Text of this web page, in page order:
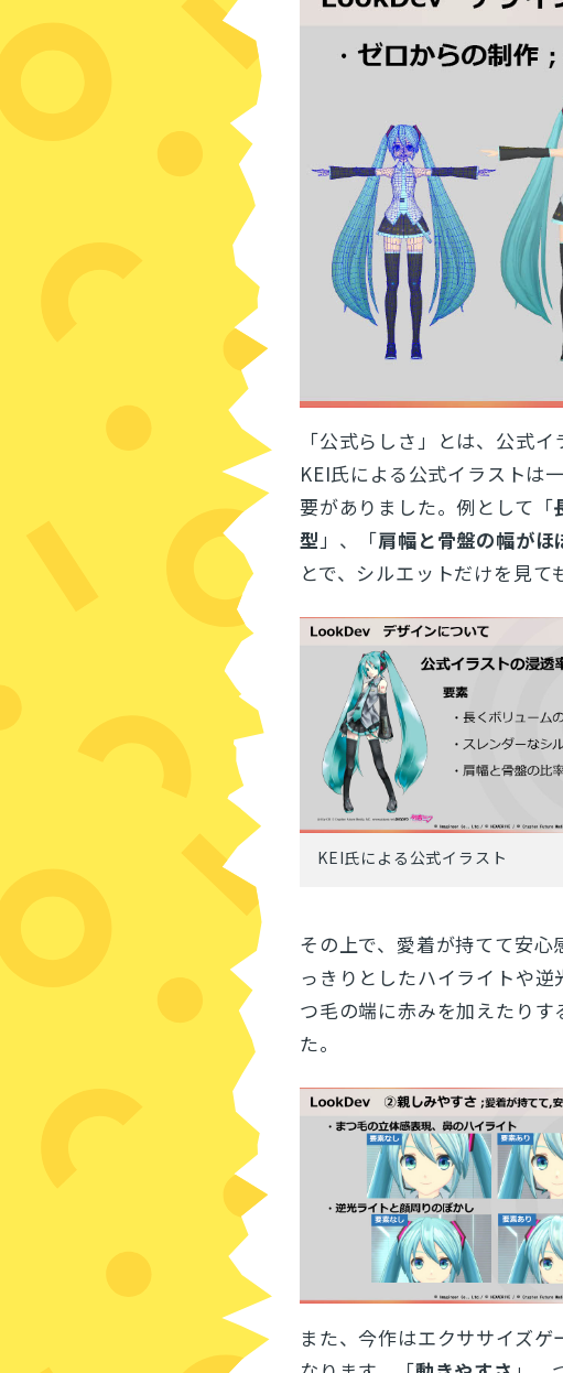
「公式らしさ」とは、公式
KEI氏による公式イラストは
要がありました。例として「
型」、「肩幅と骨盤の幅がほ
とで、シルエットだけを見て
KEI氏による公式イラスト
その上で、愛着が持てて安心
っきりとしたハイライトや
つ毛の端に赤みを加えたり
た。
また、今作はエクササイズ